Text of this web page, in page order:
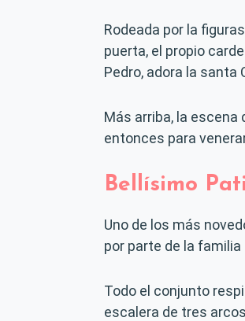
Rodeada por la
puerta, el propio
Pedro, adora la santa
Más arriba, la escena
entonces para
Bellísimo
Uno de los más
por parte de la familia
Todo el conjunto
escalera de tres